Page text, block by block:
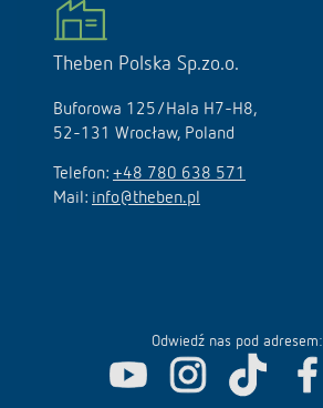
Theben Polska Sp.zo.o.
Buforowa 125/Hala H7-H8,
52-131 Wrocław, Poland
Telefon: +48 780 638 571
Mail: info@theben.pl
Odwiedź nas pod adresem: